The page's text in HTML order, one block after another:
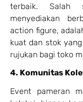
terbaik. Salah
menyediakan
action figure,
kuat dan stok
rujukan bagi toko
4. Komunitas
Event pameran